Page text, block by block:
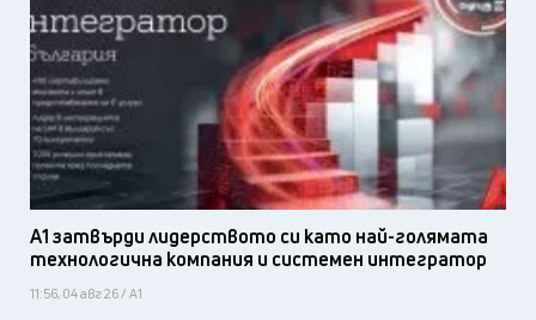
А1 затвърди лидерството си като най-голямата
технологична компания и системен интегратор
11:56, 04 авг 26 / А1